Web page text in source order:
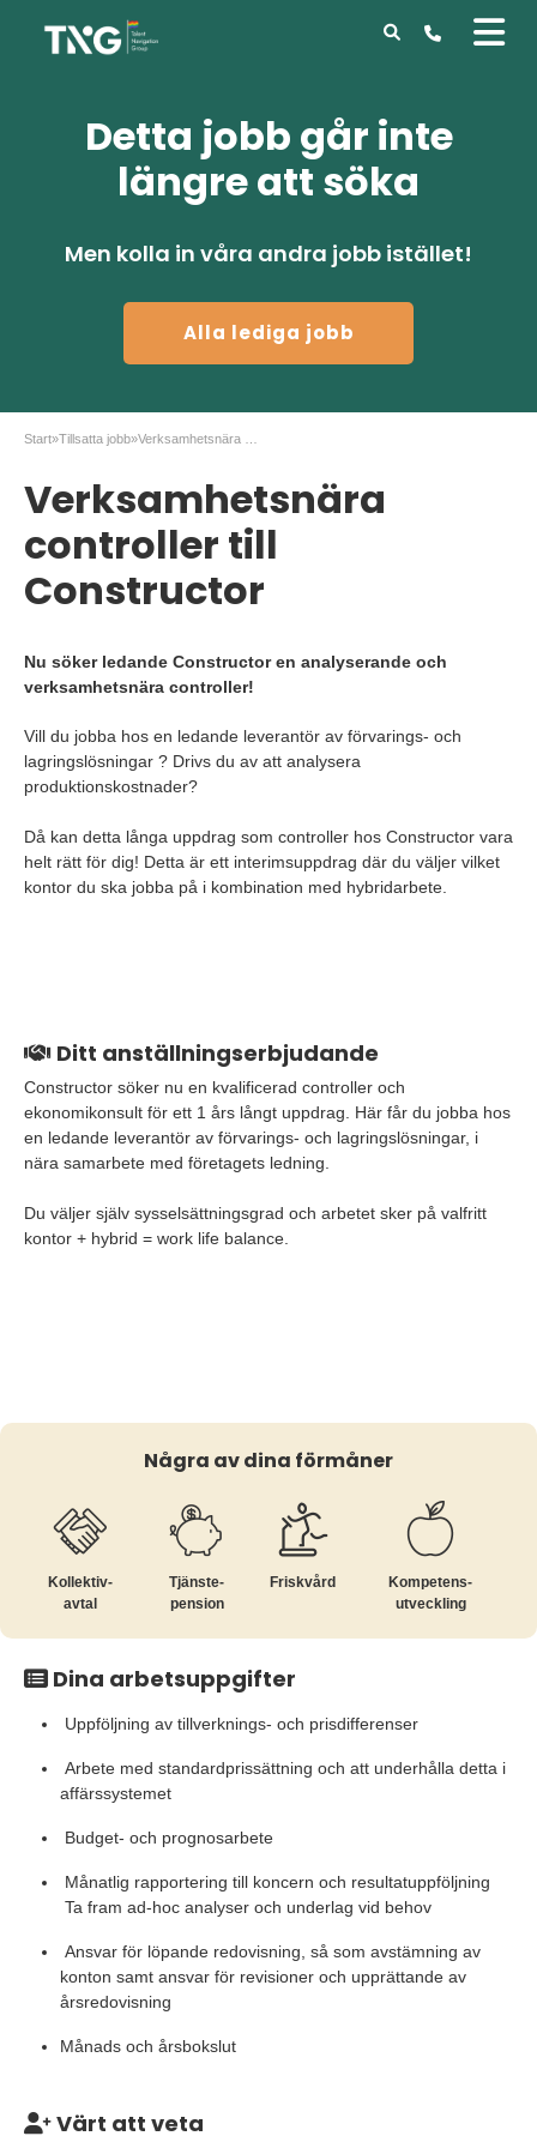
Detta jobb går inte
längre att söka
Men kolla in våra andra jobb istället!
Alla lediga jobb
Start»Tillsatta jobb»
Verksamhetsnära
controller till
Constructor
Nu söker ledande Constructor en analyserande och
verksamhetsnära controller!
Vill du jobba hos en ledande leverantör av förvarings- och
lagringslösningar ? Drivs du av att analysera
produktionskostnader?
Då kan detta långa uppdrag som controller hos Constructor vara
helt rätt för dig! Detta är ett interimsuppdrag där du väljer vilket
kontor du ska jobba på i kombination med hybridarbete.
Ditt anställningserbjudande
Constructor söker nu en kvalificerad controller och
ekonomikonsult för ett 1 års långt uppdrag. Här får du jobba hos
en ledande leverantör av förvarings- och lagringslösningar, i
nära samarbete med företagets ledning.
Du väljer själv sysselsättningsgrad och arbetet sker på valfritt
kontor + hybrid = work life balance.
Några av dina förmåner
Kollektiv­
avtal
Tjänste­
pension
Friskvård
Kompetens­
utveckling
Dina arbetsuppgifter
Uppföljning av tillverknings- och prisdifferenser
Arbete med standardprissättning och att underhålla detta i
affärssystemet
Budget- och prognosarbete
Månatlig rapportering till koncern och resultatuppföljning
Ta fram ad-hoc analyser och underlag vid behov
Ansvar för löpande redovisning, så som avstämning av
konton samt ansvar för revisioner och upprättande av
årsredovisning
Månads och årsbokslut
Värt att veta